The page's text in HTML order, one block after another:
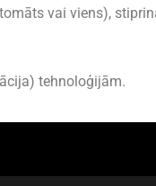
vai viens),
tehnoloģijām.